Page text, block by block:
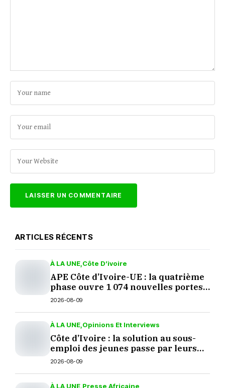
ARTICLES RÉCENTS
À LA UNE Côte D’ivoire
APE Côte d’Ivoire-UE : la quatrième
phase ouvre 1 074 nouvelles portes
aux produits européens
2026-08-09
À LA UNE Opinions Et Interviews
Côte d’Ivoire : la solution au sous-
emploi des jeunes passe par leurs
décisions
2026-08-09
À LA UNE Presse Africaine